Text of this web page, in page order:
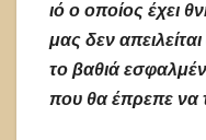
ιό ο οποίος έχει
μας δεν
το βαθιά
που θα έπρεπε να